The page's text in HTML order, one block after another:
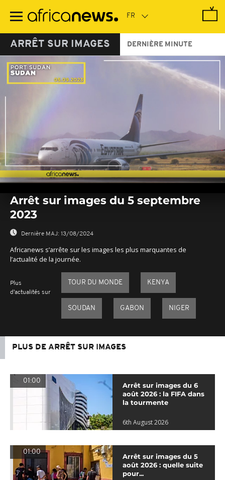
contenu
ARRÊT SUR IMAGES DERNIÈRE MINUTE
seconds
seconds
Arrêt sur images du 5 septembre
2023
Dernière MAJ: 13/08/2024
Africanews s’arrête sur les images les plus marquantes de
l’actualité de la journée.
Plus
d'actualités sur
TOUR DU MONDE KENYA
SOUDAN GABON NIGER
PLUS DE ARRÊT SUR IMAGES
01:00
Arrêt sur images du 6
août 2026 : la FIFA dans
la tourmente
6th August 2026
01:00
Arrêt sur images du 5
août 2026 : quelle suite
pour...